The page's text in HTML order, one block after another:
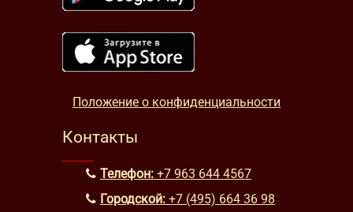
Положение о конфиденциальности
Контакты
Телефон: +7 963 644 4567
Городской: +7 (495) 664 36 98